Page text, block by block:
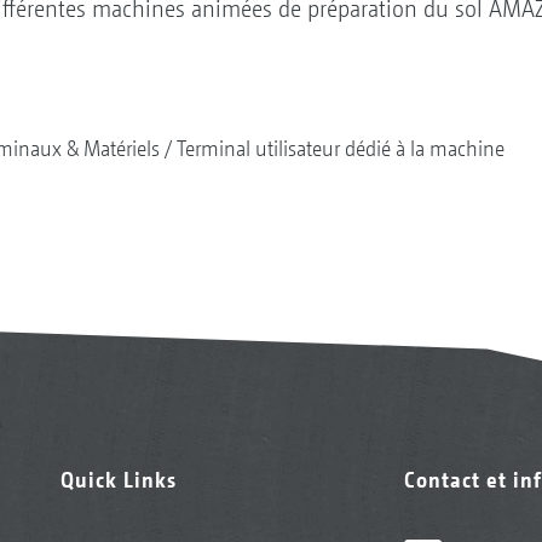
machines animées de préparation du sol
& Matériels Terminal utilisateur dédié à la machine
Quick Links Contact et